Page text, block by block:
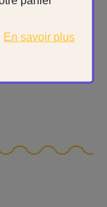
En savoir plus
EN LIGNE.